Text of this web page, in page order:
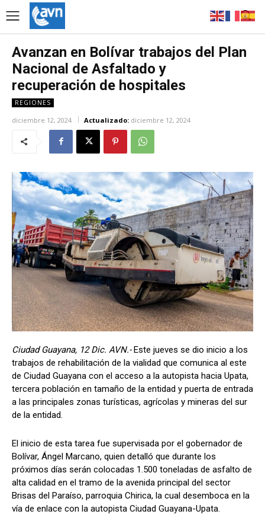
Avanzan en Bolívar trabajos del Plan
Nacional de Asfaltado y
recuperación de hospitales
REGIONES
diciembre 12, 2024 Actualizado: diciembre 12, 2024
Ciudad Guayana, 12 Dic. AVN.-Este jueves se dio inicio a los
trabajos de rehabilitación de la vialidad que comunica al este
de Ciudad Guayana con el acceso a la autopista hacia Upata,
tercera población en tamaño de la entidad y puerta de entrada
a las principales zonas turísticas, agrícolas y mineras del sur
de la entidad.
El inicio de esta tarea fue supervisada por el gobernador de
Bolívar, Ángel Marcano, quien detalló que durante los
próximos días serán colocadas 1.500 toneladas de asfalto de
alta calidad en el tramo de la avenida principal del sector
Brisas del Paraíso, parroquia Chirica, la cual desemboca en la
vía de enlace con la autopista Ciudad Guayana-Upata.